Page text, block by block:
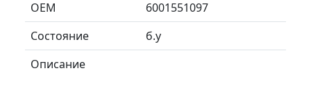
ОЕМ
6001551097
Состояние
б.у
Описание